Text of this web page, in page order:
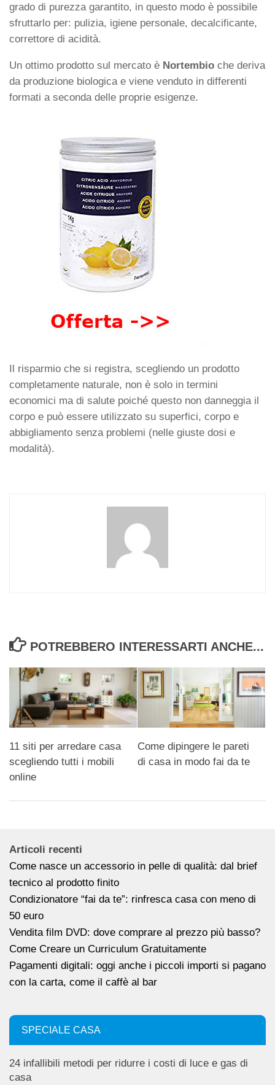
grado di purezza garantito, in questo modo è possibile
sfruttarlo per: pulizia, igiene personale, decalcificante,
correttore di acidità.
Un ottimo prodotto sul mercato è Nortembio che deriva
da produzione biologica e viene venduto in differenti
formati a seconda delle proprie esigenze.
Il risparmio che si registra, scegliendo un prodotto
completamente naturale, non è solo in termini
economici ma di salute poiché questo non danneggia il
corpo e può essere utilizzato su superfici, corpo e
abbigliamento senza problemi (nelle giuste dosi e
modalità).
POTREBBERO INTERESSARTI ANCHE...
11 siti per arredare casa
scegliendo tutti i mobili
online
Come dipingere le pareti
di casa in modo fai da te
Articoli recenti
Come nasce un accessorio in pelle di qualità: dal brief
tecnico al prodotto finito
Condizionatore “fai da te”: rinfresca casa con meno di
50 euro
Vendita film DVD: dove comprare al prezzo più basso?
Come Creare un Curriculum Gratuitamente
Pagamenti digitali: oggi anche i piccoli importi si pagano
con la carta, come il caffè al bar
SPECIALE CASA
24 infallibili metodi per ridurre i costi di luce e gas di
casa